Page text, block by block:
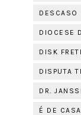
DESCASO
DIOCESE
DISK
DISPUTA
DR.
É DE